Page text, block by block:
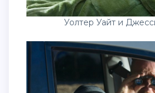
Уолтер Уайт и